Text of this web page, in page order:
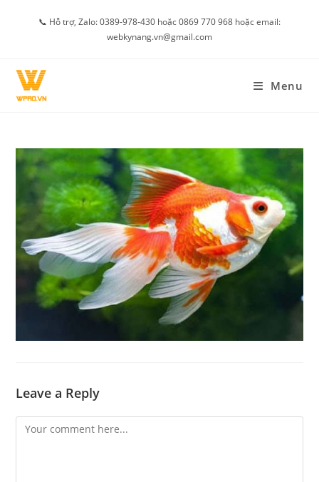
📞 Hỗ trợ, Zalo: 0389-978-430 hoặc 0869 770 968 hoặc email:
webkynang.vn@gmail.com
Menu
Leave a Reply
Comment